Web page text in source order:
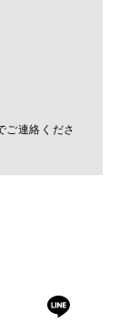
ご連絡くださ